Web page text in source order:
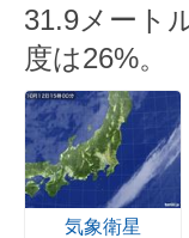
31.9メート
度は26%。
気象衛星